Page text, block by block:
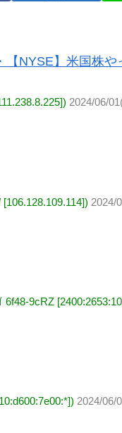
【NYSE】米国株
2024/06/
2024/
9cRZ
2024/06/